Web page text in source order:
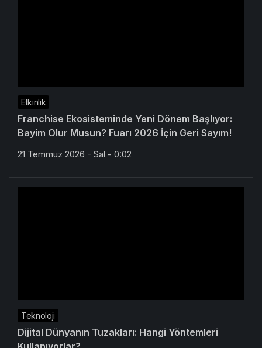
Etkinlik
Franchise Ekosisteminde Yeni Dönem Başlıyor:
Bayim Olur Musun? Fuarı 2026 İçin Geri Sayım!
21 Temmuz 2026 - Sal - 0:02
Teknoloji
Dijital Dünyanın Tuzakları: Hangi Yöntemleri